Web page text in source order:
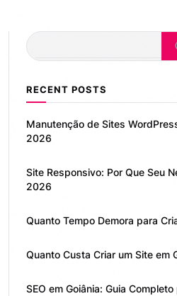
Pesquisar
RECENT POSTS
Manutenção de Sites
2026
Site Responsivo: Por Que Seu
2026
Quanto Tempo Demora para
Quanto Custa Criar um Site em
SEO em Goiânia: Guia